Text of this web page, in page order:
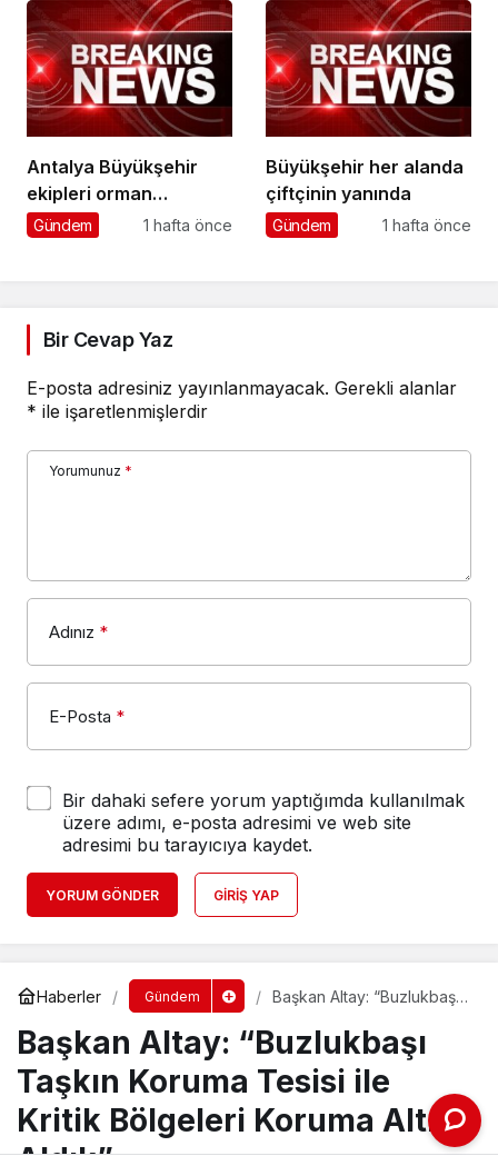
Antalya Büyükşehir
ekipleri orman
yangınlarını söndürme
Gündem 1 hafta önce
Büyükşehir her alanda
çiftçinin yanında
Gündem 1 hafta önce
Bir Cevap Yaz
E-posta adresiniz yayınlanmayacak. Gerekli alanlar
* ile işaretlenmişlerdir
Yorumunuz *
Adınız *
E-Posta *
Bir dahaki sefere yorum yaptığımda kullanılmak
üzere adımı, e-posta adresimi ve web site
adresimi bu tarayıcıya kaydet.
YORUM GÖNDER GIRIŞ YAP
Haberler Gündem
Başkan Altay: “Buzlukbaşı
Kritik Bölgeleri Koruma
Altına Aldık”
Başkan Altay: “Buzlukbaşı
Taşkın Koruma Tesisi ile
Kritik Bölgeleri Koruma Altına